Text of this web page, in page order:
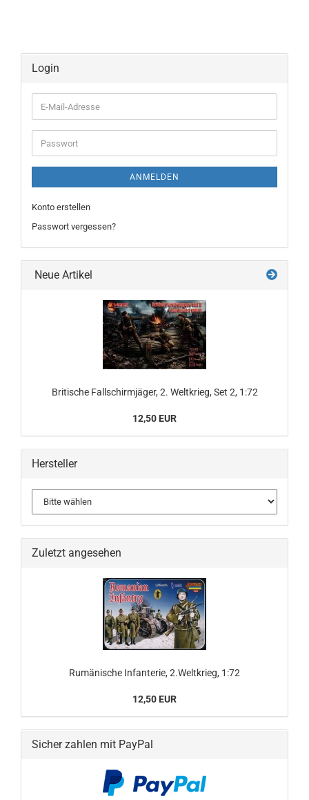
Login
E-
Mail-
Adresse
Passwort
ANMELDEN
Konto erstellen
Passwort vergessen?
Neue Artikel
Britische Fallschirmjäger, 2. Weltkrieg, Set 2, 1:72
12,50 EUR
Hersteller
Zuletzt angesehen
Rumänische Infanterie, 2.Weltkrieg, 1:72
12,50 EUR
Sicher zahlen mit PayPal